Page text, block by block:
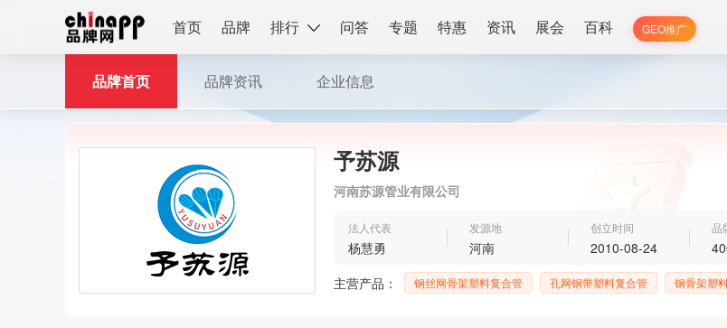
首页 品牌 排行 问答 专题 特惠 资讯 展会 百科 GEO推广
予苏源
河南苏源管业有限公司
法人代表
杨慧勇
发源地
河南
创立时间
2010-08-24
品
主营产品： 钢丝网骨架塑料复合管 孔网钢带塑料复合管 钢骨架塑
品牌首页 品牌资讯 企业信息